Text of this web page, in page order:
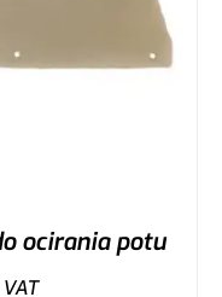
ocirania potu